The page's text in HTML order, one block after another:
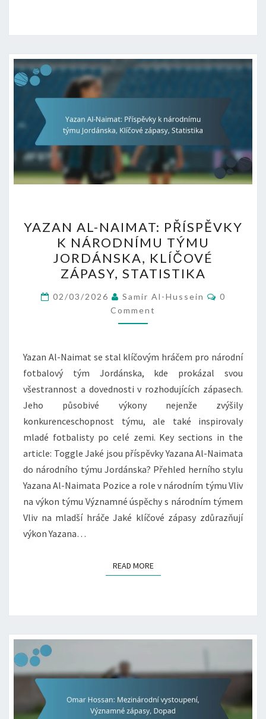
AL-
NAIMAT:
PŘÍSPĚVKY
K
NÁRODNÍMU
TÝMU
JORDÁNSKA,
ZÁPASY,
STATISTIKA
YAZAN AL-NAIMAT: PŘÍSPĚVKY
K NÁRODNÍMU TÝMU
JORDÁNSKA, KLÍČOVÉ
ZÁPASY, STATISTIKA
02/03/2026 Samir Al-Hussein Comments
0
Comment
Yazan Al-Naimat se stal klíčovým hráčem pro národní
fotbalový tým Jordánska, kde prokázal svou
všestrannost a dovednosti v rozhodujících zápasech.
Jeho působivé výkony nejenže zvýšily
konkurenceschopnost týmu, ale také inspirovaly
mladé fotbalisty po celé zemi. Key sections in the
article: Toggle Jaké jsou příspěvky Yazana Al-Naimata
do národního týmu Jordánska? Přehled herního stylu
Yazana Al-Naimata Pozice a role v národním týmu Vliv
na výkon týmu Významné úspěchy s národním týmem
Vliv na mladší hráče Jaké klíčové zápasy zdůrazňují
výkon Yazana…
READ MOREREAD MORE